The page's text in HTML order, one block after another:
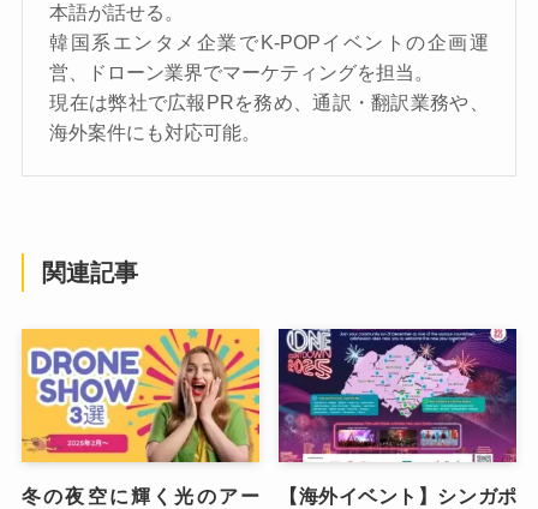
本語が話せる。
韓国系エンタメ企業でK-POPイベントの企画運
営、ドローン業界でマーケティングを担当。
現在は弊社で広報PRを務め、通訳・翻訳業務や、
海外案件にも対応可能。
関連記事
冬の夜空に輝く光のアー
【海外イベント】シンガポ